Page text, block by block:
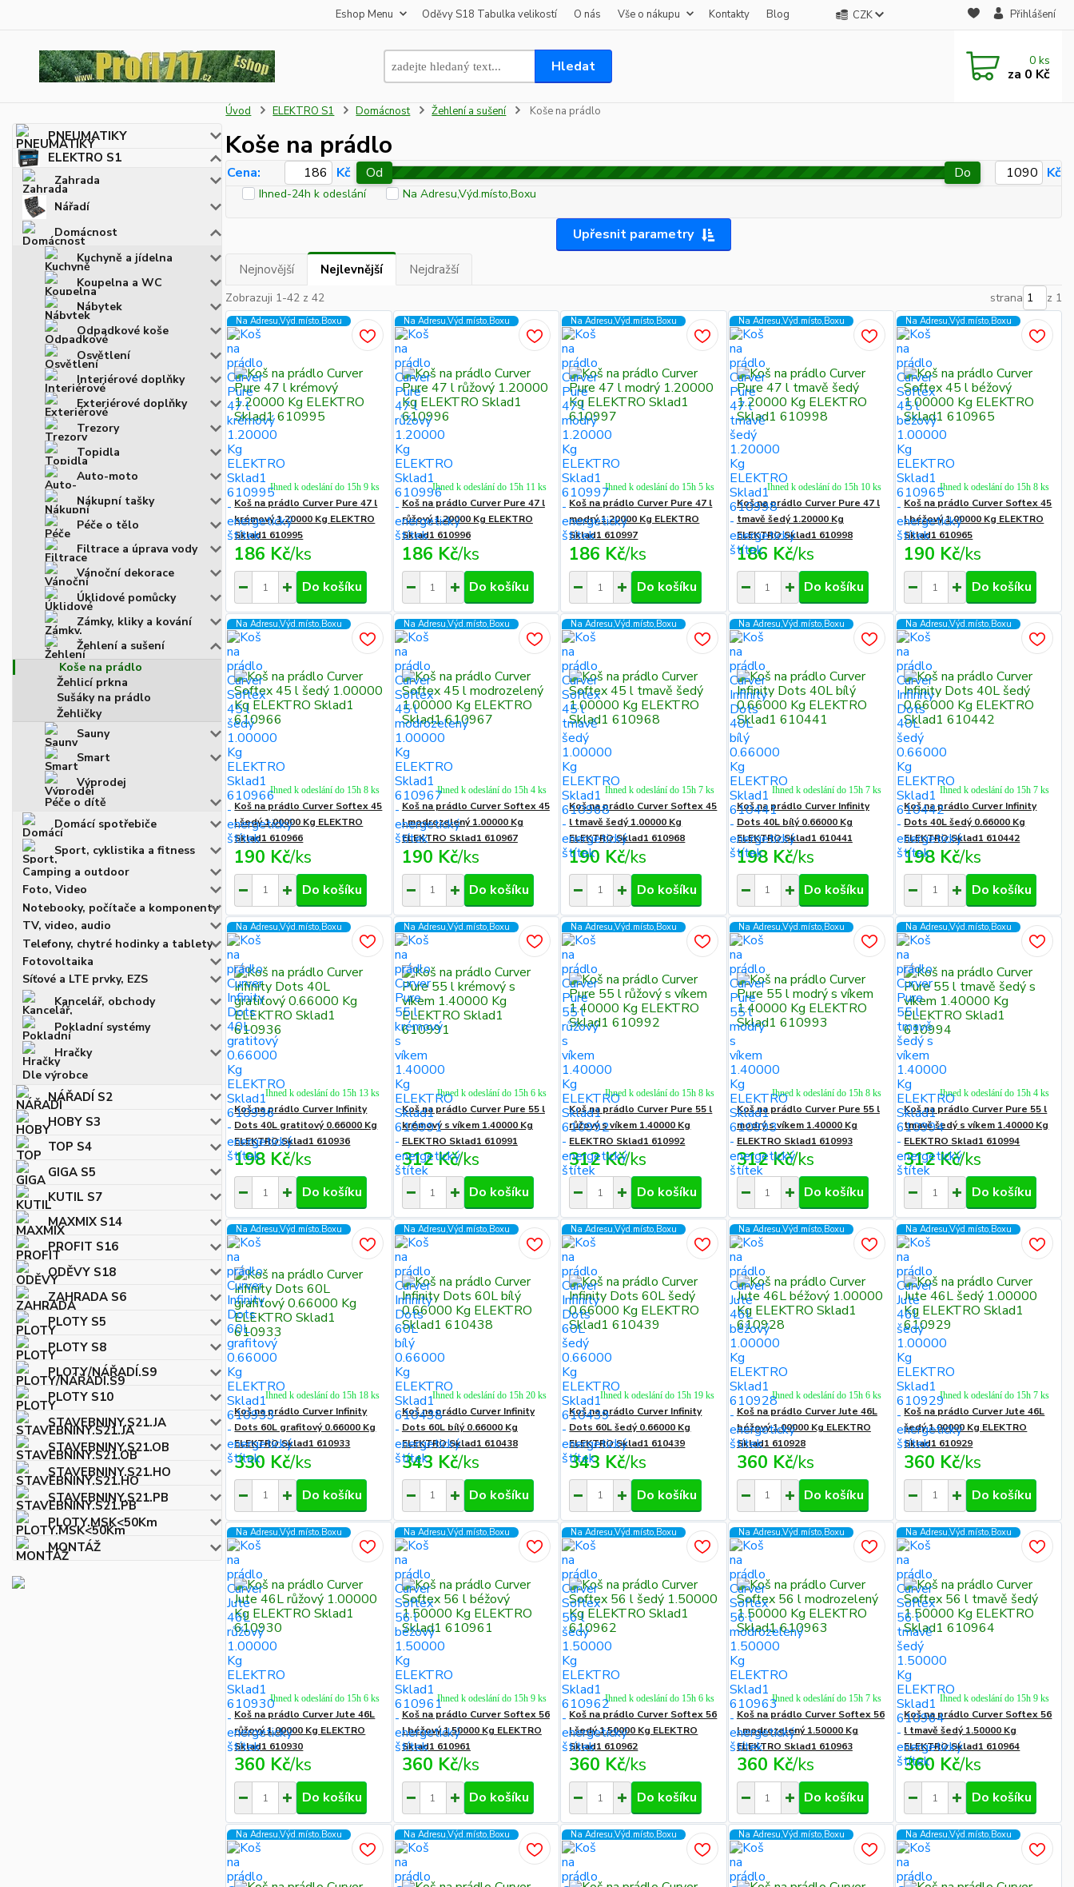
Eshop Menu Oděvy S18 Tabulka velikostí O nás Vše o nákupu Kontakty Blog CZK Přihlášení
Hledat 0 ks
za 0 Kč
PNEUMATIKY
ELEKTRO S1
Zahrada
Nářadí
Domácnost
Kuchyně a jídelna
Koupelna a WC
Nábytek
Odpadkové koše
Osvětlení
Interiérové doplňky
Exteriérové doplňky
Trezory
Topidla
Auto-moto
Nákupní tašky
Péče o tělo
Filtrace a úprava vody
Vánoční dekorace
Úklidové pomůcky
Zámky, kliky a kování
Žehlení a sušení
Koše na prádlo
Žehlicí prkna
Sušáky na prádlo
Žehličky
Sauny
Smart
Výprodej
Péče o dítě
Domácí spotřebiče
Sport, cyklistika a fitness
Camping a outdoor
Foto, Video
Notebooky, počítače a komponenty
TV, video, audio
Telefony, chytré hodinky a tablety
Fotovoltaika
Síťové a LTE prvky, EZS
Kancelář, obchody
Pokladní systémy
Hračky
Dle výrobce
NÁŘADÍ S2
HOBY S3
TOP S4
GIGA S5
KUTIL S7
MAXMIX S14
PROFIT S16
ODĚVY S18
ZAHRADA S6
PLOTY S5
PLOTY S8
PLOTY/NÁŘADÍ.S9
PLOTY S10
STAVEBNINY.S21.JA
STAVEBNINY.S21.OB
STAVEBNINY.S21.HO
STAVEBNINY.S21.PB
PLOTY.MSK<50Km
MONTÁŽ
Úvod ELEKTRO S1 Domácnost Žehlení a sušení Koše na prádlo
Koše na prádlo
Upřesnit parametry
Cena: Kč Od Do Kč
Ihned-24h k odeslání Na Adresu,Výd.místo,Boxu
Nejnovější Nejlevnější Nejdražší
Zobrazuji 1-42 z 42 strana z 1
Na Adresu,Výd.místo,Boxu
Koš na prádlo Curver Pure 47 l
krémový 1.20000 Kg ELEKTRO
Sklad1 610995
186 Kč/ks
Ihned k odeslání do 15h 9 ks
Do košíku
Na Adresu,Výd.místo,Boxu
Koš na prádlo Curver Pure 47 l
růžový 1.20000 Kg ELEKTRO
Sklad1 610996
186 Kč/ks
Ihned k odeslání do 15h 11 ks
Do košíku
Na Adresu,Výd.místo,Boxu
Koš na prádlo Curver Pure 47 l
modrý 1.20000 Kg ELEKTRO
Sklad1 610997
186 Kč/ks
Ihned k odeslání do 15h 5 ks
Do košíku
Na Adresu,Výd.místo,Boxu
Koš na prádlo Curver Pure 47 l
tmavě šedý 1.20000 Kg
ELEKTRO Sklad1 610998
186 Kč/ks
Ihned k odeslání do 15h 10 ks
Do košíku
Na Adresu,Výd.místo,Boxu
Koš na prádlo Curver Softex 45
l béžový 1.00000 Kg ELEKTRO
Sklad1 610965
190 Kč/ks
Ihned k odeslání do 15h 8 ks
Do košíku
Na Adresu,Výd.místo,Boxu
Koš na prádlo Curver Softex 45
l šedý 1.00000 Kg ELEKTRO
Sklad1 610966
190 Kč/ks
Ihned k odeslání do 15h 8 ks
Do košíku
Na Adresu,Výd.místo,Boxu
Koš na prádlo Curver Softex 45
l modrozelený 1.00000 Kg
ELEKTRO Sklad1 610967
190 Kč/ks
Ihned k odeslání do 15h 4 ks
Do košíku
Na Adresu,Výd.místo,Boxu
Koš na prádlo Curver Softex 45
l tmavě šedý 1.00000 Kg
ELEKTRO Sklad1 610968
190 Kč/ks
Ihned k odeslání do 15h 7 ks
Do košíku
Na Adresu,Výd.místo,Boxu
Koš na prádlo Curver Infinity
Dots 40L bílý 0.66000 Kg
ELEKTRO Sklad1 610441
198 Kč/ks
Ihned k odeslání do 15h 7 ks
Do košíku
Na Adresu,Výd.místo,Boxu
Koš na prádlo Curver Infinity
Dots 40L šedý 0.66000 Kg
ELEKTRO Sklad1 610442
198 Kč/ks
Ihned k odeslání do 15h 7 ks
Do košíku
Na Adresu,Výd.místo,Boxu
Koš na prádlo Curver Infinity
Dots 40L gratitový 0.66000 Kg
ELEKTRO Sklad1 610936
198 Kč/ks
Ihned k odeslání do 15h 13 ks
Do košíku
Na Adresu,Výd.místo,Boxu
Koš na prádlo Curver Pure 55 l
krémový s víkem 1.40000 Kg
ELEKTRO Sklad1 610991
312 Kč/ks
Ihned k odeslání do 15h 6 ks
Do košíku
Na Adresu,Výd.místo,Boxu
Koš na prádlo Curver Pure 55 l
růžový s víkem 1.40000 Kg
ELEKTRO Sklad1 610992
312 Kč/ks
Ihned k odeslání do 15h 8 ks
Do košíku
Na Adresu,Výd.místo,Boxu
Koš na prádlo Curver Pure 55 l
modrý s víkem 1.40000 Kg
ELEKTRO Sklad1 610993
312 Kč/ks
Ihned k odeslání do 15h 8 ks
Do košíku
Na Adresu,Výd.místo,Boxu
Koš na prádlo Curver Pure 55 l
tmavě šedý s víkem 1.40000 Kg
ELEKTRO Sklad1 610994
312 Kč/ks
Ihned k odeslání do 15h 4 ks
Do košíku
Na Adresu,Výd.místo,Boxu
Koš na prádlo Curver Infinity
Dots 60L grafitový 0.66000 Kg
ELEKTRO Sklad1 610933
330 Kč/ks
Ihned k odeslání do 15h 18 ks
Do košíku
Na Adresu,Výd.místo,Boxu
Koš na prádlo Curver Infinity
Dots 60L bílý 0.66000 Kg
ELEKTRO Sklad1 610438
343 Kč/ks
Ihned k odeslání do 15h 20 ks
Do košíku
Na Adresu,Výd.místo,Boxu
Koš na prádlo Curver Infinity
Dots 60L šedý 0.66000 Kg
ELEKTRO Sklad1 610439
343 Kč/ks
Ihned k odeslání do 15h 19 ks
Do košíku
Na Adresu,Výd.místo,Boxu
Koš na prádlo Curver Jute 46L
béžový 1.00000 Kg ELEKTRO
Sklad1 610928
360 Kč/ks
Ihned k odeslání do 15h 6 ks
Do košíku
Na Adresu,Výd.místo,Boxu
Koš na prádlo Curver Jute 46L
šedý 1.00000 Kg ELEKTRO
Sklad1 610929
360 Kč/ks
Ihned k odeslání do 15h 7 ks
Do košíku
Na Adresu,Výd.místo,Boxu
Koš na prádlo Curver Jute 46L
růžový 1.00000 Kg ELEKTRO
Sklad1 610930
360 Kč/ks
Ihned k odeslání do 15h 6 ks
Do košíku
Na Adresu,Výd.místo,Boxu
Koš na prádlo Curver Softex 56
l béžový 1.50000 Kg ELEKTRO
Sklad1 610961
360 Kč/ks
Ihned k odeslání do 15h 9 ks
Do košíku
Na Adresu,Výd.místo,Boxu
Koš na prádlo Curver Softex 56
l šedý 1.50000 Kg ELEKTRO
Sklad1 610962
360 Kč/ks
Ihned k odeslání do 15h 6 ks
Do košíku
Na Adresu,Výd.místo,Boxu
Koš na prádlo Curver Softex 56
l modrozelený 1.50000 Kg
ELEKTRO Sklad1 610963
360 Kč/ks
Ihned k odeslání do 15h 7 ks
Do košíku
Na Adresu,Výd.místo,Boxu
Koš na prádlo Curver Softex 56
l tmavě šedý 1.50000 Kg
ELEKTRO Sklad1 610964
360 Kč/ks
Ihned k odeslání do 15h 9 ks
Do košíku
Na Adresu,Výd.místo,Boxu Na Adresu,Výd.místo,Boxu Na Adresu,Výd.místo,Boxu Na Adresu,Výd.místo,Boxu Na Adresu,Výd.místo,Boxu